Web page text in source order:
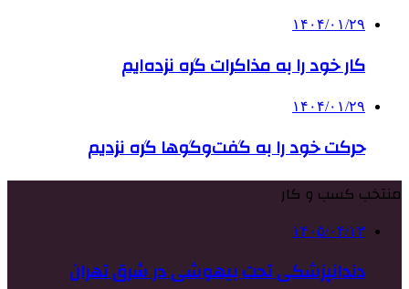
۱۴۰۴/۰۱/۲۹
کار خود را به مذاکرات گره نزده‌ایم
۱۴۰۴/۰۱/۲۹
حرکت خود را به گفت‌وگوها گره نزدیم
منتخب کسب و کار
۱۴۰۵/۰۴/۱۳
دندانپزشکی تحت بیهوشی در شرق تهران